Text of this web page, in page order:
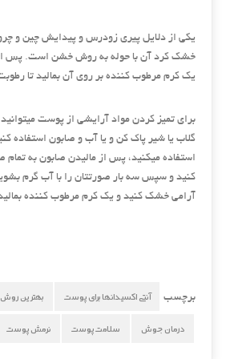
یکی از دلایل پیری زودرس و پیدایش چین و
خشک کرد آن با حوله به روش خشن است. پس
یک کرم مرطوب کننده بر روی آن بمالید تا
برای تمیز کردن مواد آرایشی از پوست
گلاب یا شیر پاک کن و یا آب و صابون استفاده
استفاده میکنید، پس از مالیدن صابون به
کنید و سپس سه بار صورتتان را با آب گرم
آرامی خشک کنید و یک کرم مرطوب کننده
برچسب آنتی اکسیدانها برای پوست بهترین
درمان جوش سلامت پوست نرمش پوست